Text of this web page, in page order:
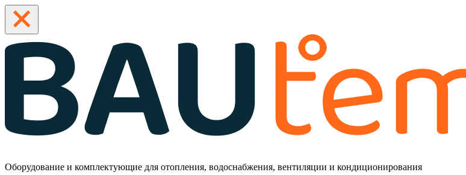
Оборудование и комплектующие для отопления, водоснабжения, вентиляции и кондиционирования